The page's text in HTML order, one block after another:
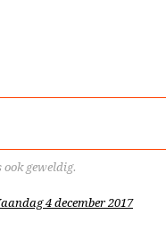
geweldig.
4 december 2017